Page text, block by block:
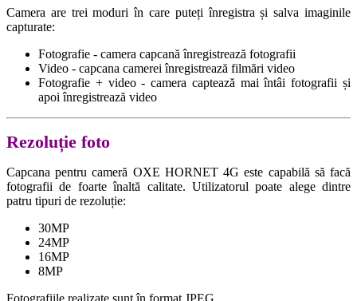
Camera are trei moduri în care puteți înregistra și salva imaginile
capturate:
Fotografie - camera capcană înregistrează fotografii
Video - capcana camerei înregistrează filmări video
Fotografie + video - camera captează mai întâi fotografii și
apoi înregistrează video
Rezoluție foto
Capcana pentru cameră OXE HORNET 4G este capabilă să facă
fotografii de foarte înaltă calitate. Utilizatorul poate alege dintre
patru tipuri de rezoluție:
30MP
24MP
16MP
8MP
Fotografiile realizate sunt în format JPEG.